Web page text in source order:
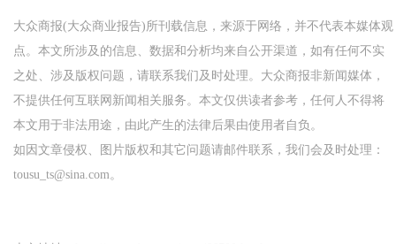
大众商报(大众商业报告)所刊载信息，来源于网络，并不代表本媒体观
点。本文所涉及的信息、数据和分析均来自公开渠道，如有任何不实
之处、涉及版权问题，请联系我们及时处理。大众商报非新闻媒体，
不提供任何互联网新闻相关服务。本文仅供读者参考，任何人不得将
本文用于非法用途，由此产生的法律后果由使用者自负。
如因文章侵权、图片版权和其它问题请邮件联系，我们会及时处理：
tousu_ts@sina.com。